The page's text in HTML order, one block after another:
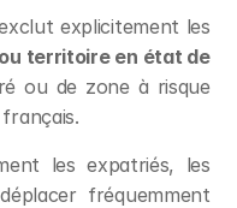
explicitement les
territoire en état de
ou de zone à risque
les expatriés, les
fréquemment